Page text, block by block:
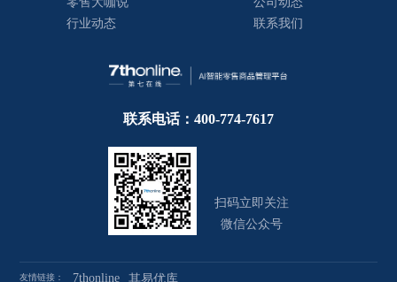
行业动态
联系我们
联系电话：400-774-7617
扫码立即关注
微信公众号
友情链接： 7thonline 其易优库